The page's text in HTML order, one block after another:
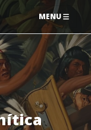
MENU